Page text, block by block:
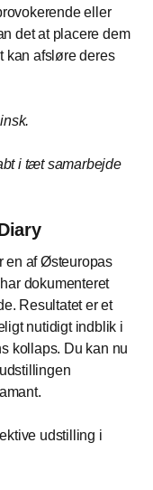
eller
det at placere dem
kan afsløre deres
i tæt samarbejde
en af Østeuropas
dokumenteret
Resultatet er et
nutidigt indblik i
kollaps. Du kan nu
udstilling i